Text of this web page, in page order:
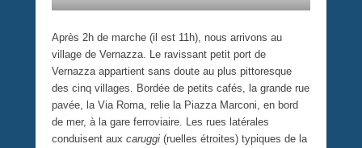
Après 2h de marche (il est 11h), nous arrivons au
village de Vernazza. Le ravissant petit port de
Vernazza appartient sans doute au plus pittoresque
des cinq villages. Bordée de petits cafés, la grande rue
pavée, la Via Roma, relie la Piazza Marconi, en bord
de mer, à la gare ferroviaire. Les rues latérales
conduisent aux caruggi (ruelles étroites) typiques de la